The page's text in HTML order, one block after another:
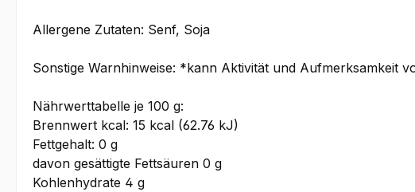
Allergene Zutaten: Senf, Soja
Sonstige Warnhinweise: *kann Aktivität und Aufmerksamkeit
Nährwerttabelle je 100 g:
Brennwert kcal: 15 kcal (62.76 kJ)
Fettgehalt: 0 g
davon gesättigte Fettsäuren 0 g
Kohlenhydrate 4 g